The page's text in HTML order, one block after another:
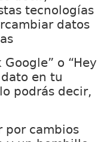
tecnologías
datos
o “Hey
en tu
podrás decir,
por cambios